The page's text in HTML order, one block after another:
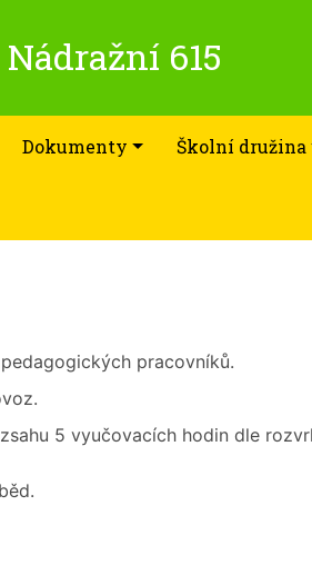
615
Dokumenty Školní družina
pracovníků.
5 vyučovacích hodin dle